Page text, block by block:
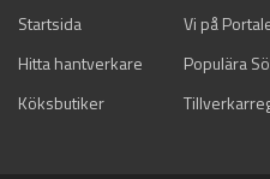
Startsida Vi på
Hitta hantverkare
Populära
Köksbutiker